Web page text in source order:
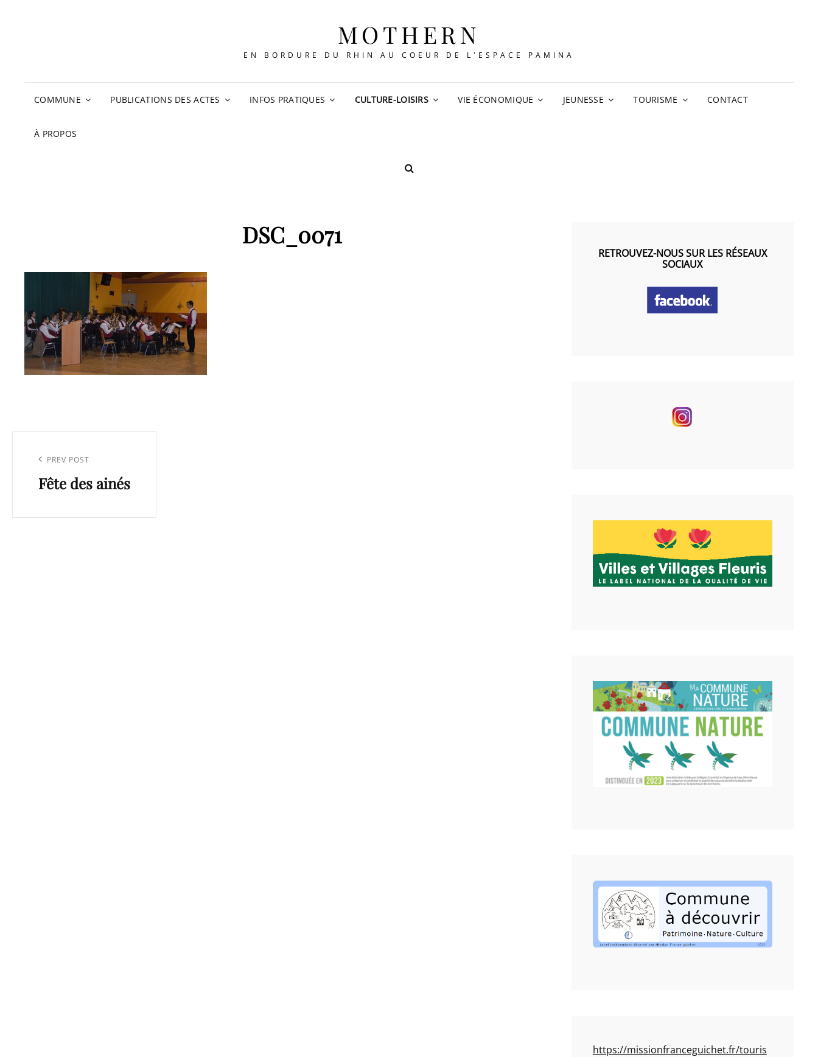
MOTHERN
EN BORDURE DU RHIN AU COEUR DE L'ESPACE PAMINA
COMMUNE PUBLICATIONS DES ACTES INFOS PRATIQUES CULTURE-LOISIRS VIE ÉCONOMIQUE JEUNESSE TOURISME CONTACT
À PROPOS
SEARCH
DSC_0071
l’article
Previous
Post
PREV POST
Fête des ainés
RETROUVEZ-NOUS SUR LES RÉSEAUX
SOCIAUX
https://missionfranceguichet.fr/touris